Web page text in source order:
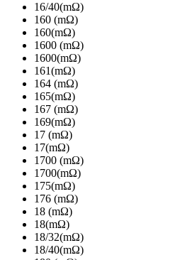
16/40(mΩ)
160 (mΩ)
160(mΩ)
1600 (mΩ)
1600(mΩ)
161(mΩ)
164 (mΩ)
165(mΩ)
167 (mΩ)
169(mΩ)
17 (mΩ)
17(mΩ)
1700 (mΩ)
1700(mΩ)
175(mΩ)
176 (mΩ)
18 (mΩ)
18(mΩ)
18/32(mΩ)
18/40(mΩ)